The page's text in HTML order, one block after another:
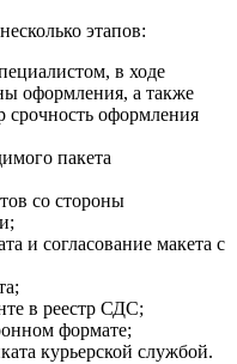
этапов:
в ходе
оформления, а также
оформления
пакета
со стороны
и согласование макета с
в реестр СДС;
формате;
курьерской службой.